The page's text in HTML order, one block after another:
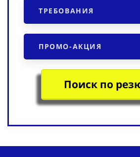
ТРЕБОВАНИЯ
ПРОМО-АКЦИЯ
Поиск по